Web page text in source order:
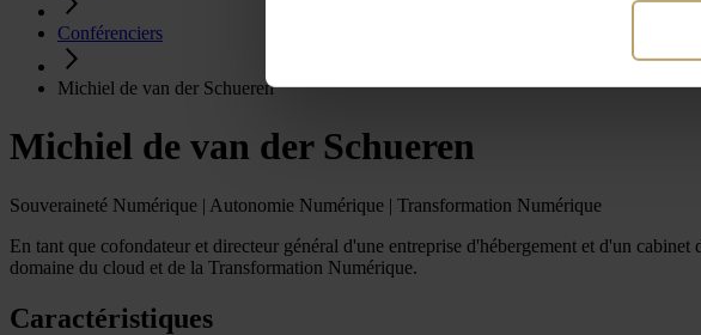
Conférenciers
Michiel de van der Schueren
Michiel de van der Schueren
Souveraineté Numérique | Autonomie Numérique | Transformation Numérique
En tant que cofondateur et directeur général d'une entreprise d'hébergement et d'un
domaine du cloud et de la Transformation Numérique.
Caractéristiques